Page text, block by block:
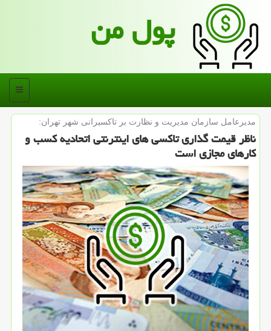
پول من
منو
مدیرعامل سازمان مدیریت و نظارت بر تاكسیرانی شهر تهران:
ناظر قیمت گذاری تاكسی های اینترنتی اتحادیه كسب و
كارهای مجازی است